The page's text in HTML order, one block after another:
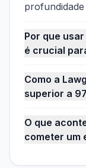
Por que
é crucial
Como a
superior a
O que
cometer um